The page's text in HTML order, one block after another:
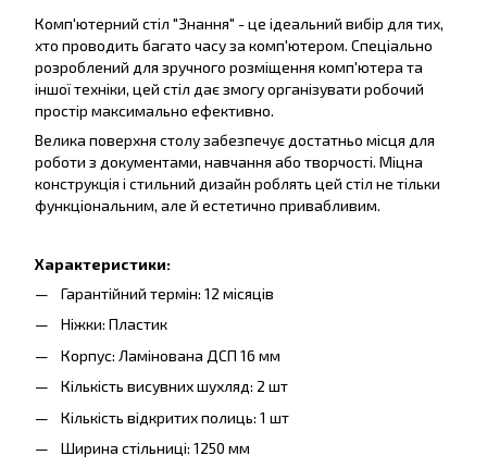
Комп'ютерний стіл "Знання" - це ідеальний вибір для тих,
хто проводить багато часу за комп'ютером. Спеціально
розроблений для зручного розміщення комп'ютера та
іншої техніки, цей стіл дає змогу організувати робочий
простір максимально ефективно.
Велика поверхня столу забезпечує достатньо місця для
роботи з документами, навчання або творчості. Міцна
конструкція і стильний дизайн роблять цей стіл не тільки
функціональним, але й естетично привабливим.
Характеристики:
Гарантійний термін: 12 місяців
Ніжки: Пластик
Корпус: Ламінована ДСП 16 мм
Кількість висувних шухляд: 2 шт
Кількість відкритих полиць: 1 шт
Ширина стільниці: 1250 мм